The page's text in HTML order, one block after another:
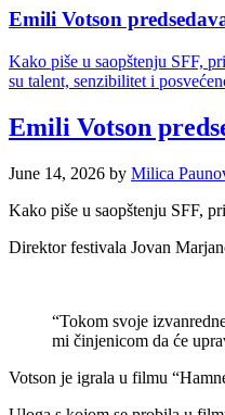
Emili Votson
Kako piše u saopštenju SFF,
su talent, senzibilitet i
Emili Votson
June 14, 2026 by Milica
Kako piše u saopštenju SFF,
Direktor festivala Jovan
“Tokom svoje
mi činjenicom da će
Votson je igrala u filmu